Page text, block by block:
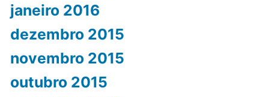
janeiro 2016
dezembro 2015
novembro 2015
outubro 2015